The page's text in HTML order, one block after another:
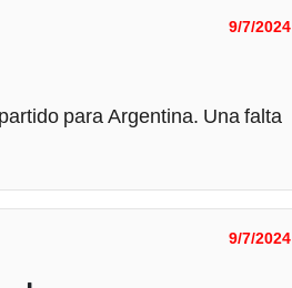
9/7/2024
para Argentina. Una falta
9/7/2024